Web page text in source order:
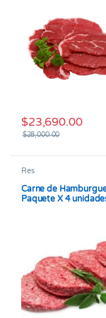
$23,690.00
$28,000.00
Este producto
Res
Carne de
Paquete X 4